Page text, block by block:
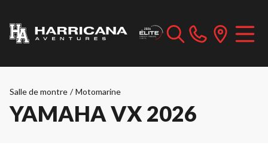
Salle de montre / Motomarine
YAMAHA VX 2026